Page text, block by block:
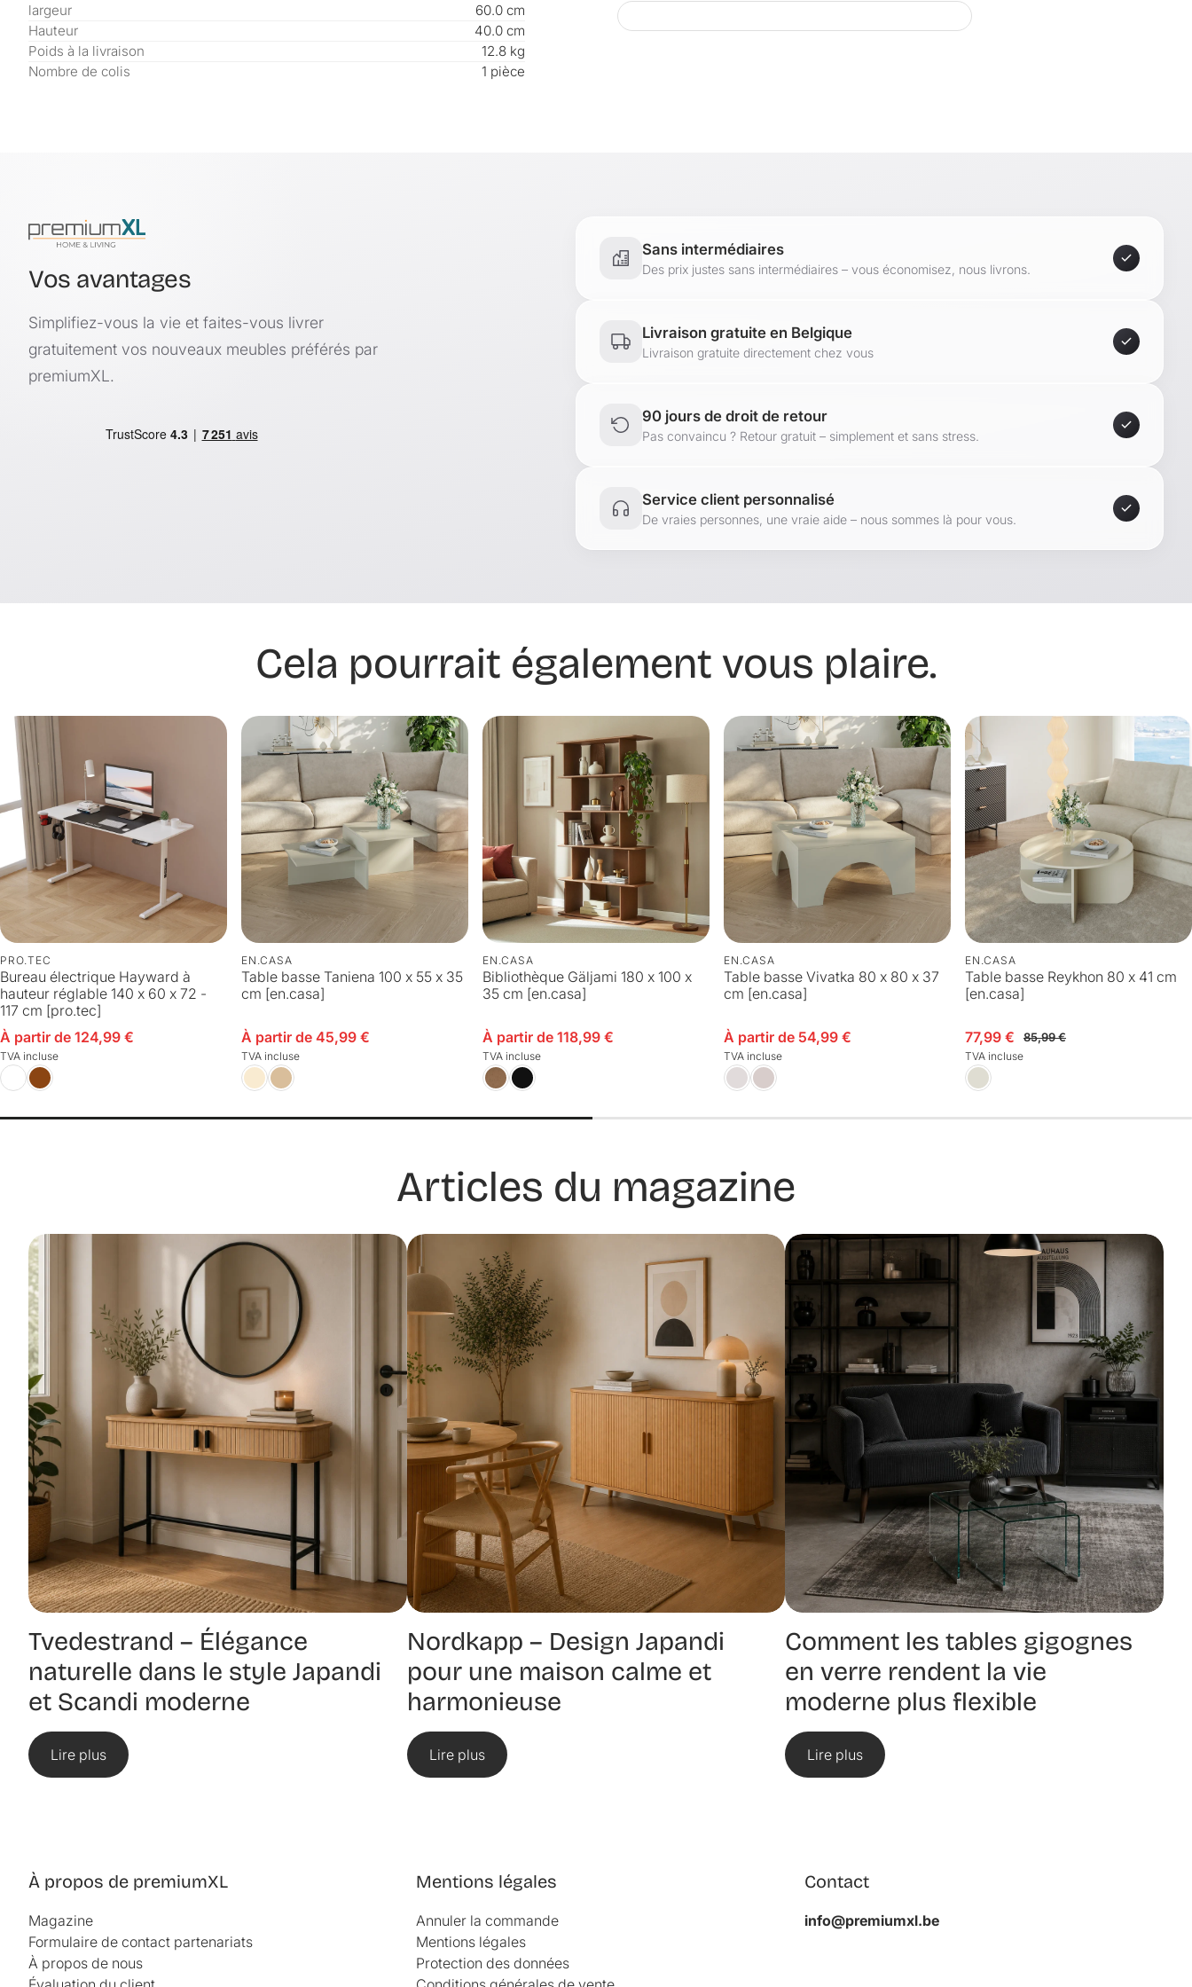
119 x 60 x 40 cm
largeur
60.0 cm
Hauteur
40.0 cm
Poids à la livraison
12.8 kg
Nombre de colis
1 pièce
Vos avantages
Simplifiez-vous la vie et faites-vous livrer
gratuitement vos nouveaux meubles préférés par
premiumXL.
Sans intermédiaires
Des prix justes sans intermédiaires – vous économisez, nous livrons.
Livraison gratuite en Belgique
Livraison gratuite directement chez vous
90 jours de droit de retour
Pas convaincu ? Retour gratuit – simplement et sans stress.
Service client personnalisé
De vraies personnes, une vraie aide – nous sommes là pour vous.
Cela pourrait également vous plaire.
PRO.TEC
Bureau électrique Hayward à
hauteur réglable 140 x 60 x 72 -
117 cm [pro.tec]
solde
À partir de 124,99 €
TVA incluse
EN.CASA
Table basse Taniena 100 x 55 x 35
cm [en.casa]
Prix en solde
À partir de 45,99 €
TVA incluse
EN.CASA
Bibliothèque Gäljami 180 x 100 x
35 cm [en.casa]
Prix en solde
À partir de 118,99 €
TVA incluse
EN.CASA
Table basse Vivatka 80 x 80 x 37
cm [en.casa]
Prix en solde
À partir de 54,99 €
TVA incluse
EN.CASA
Table basse Reykhon 80 x 41 cm
[en.casa]
Prix en solde
77,99 €
Prix habituel 85,99 €
TVA incluse
Articles du magazine
Tvedestrand – Élégance
naturelle dans le style Japandi
et Scandi moderne
Lire plus
Nordkapp – Design Japandi
pour une maison calme et
harmonieuse
Lire plus
Comment les tables gigognes
en verre rendent la vie
moderne plus flexible
Lire plus
À propos de premiumXL
Magazine
Formulaire de contact partenariats
À propos de nous
Mentions légales
Annuler la commande
Mentions légales
Protection des données
Contact
info@premiumxl.be